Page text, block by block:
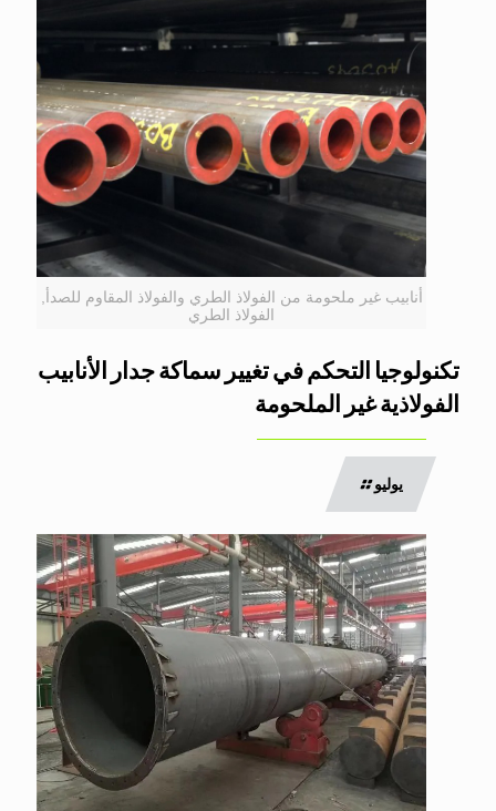
أنابيب غير ملحومة من الفولاذ الطري والفولاذ المقاوم للصدأ,
الفولاذ الطري
تكنولوجيا التحكم في تغيير سماكة جدار الأنابيب
الفولاذية غير الملحومة
يوليو